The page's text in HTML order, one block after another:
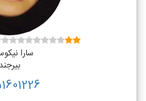
سارا
بیرجند